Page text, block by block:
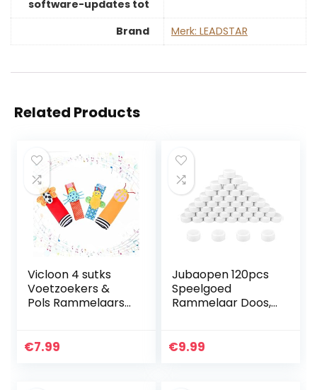
software-updates tot
Brand Merk: LEADSTAR
Related Products
Vicloon 4 sutks
Voetzoekers &
Pols Rammelaars
Speelgoed Dier
€7.99
Jubaopen 120pcs
Speelgoed
Rammelaar Doos,
Reparatie Huisdier
€9.99